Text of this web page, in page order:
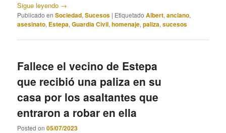
Sigue leyendo →
Publicado en Sociedad,Sucesos | Etiquetado Albert,anciano,
asesinato, Estepa,Guardia Civil,homenaje,paliza,sucesos
Fallece el vecino de Estepa
que recibió una paliza en su
casa por los asaltantes que
entraron a robar en ella
Posted on05/07/2023